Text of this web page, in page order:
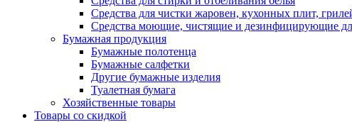
Средства для чистки жаровен, кухонных плит,
Средства моющие, чистящие и дезинфицирующие
Бумажная продукция
Бумажные полотенца
Бумажные салфетки
Другие бумажные изделия
Туалетная бумага
Хозяйственные товары
Товары со скидкой